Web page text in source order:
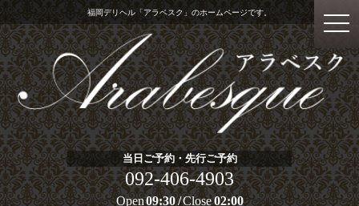
福岡デリヘル「アラベスク」のホームページです。
当日ご予約・先行ご予約
092-406-4903
Open09:30 Close02:00